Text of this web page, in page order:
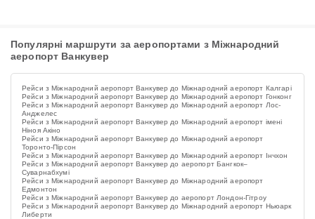
Популярні маршрути за аеропортами з Міжнародний
аеропорт Ванкувер
Рейси з Міжнародний аеропорт Ванкувер до Міжнародний аеропорт Калгарі
Рейси з Міжнародний аеропорт Ванкувер до Міжнародний аеропорт Гонконг
Рейси з Міжнародний аеропорт Ванкувер до Міжнародний аеропорт Лос-
Анджелес
Рейси з Міжнародний аеропорт Ванкувер до Міжнародний аеропорт імені
Ніноя Акіно
Рейси з Міжнародний аеропорт Ванкувер до Міжнародний аеропорт
Торонто-Пірсон
Рейси з Міжнародний аеропорт Ванкувер до Міжнародний аеропорт Інчхон
Рейси з Міжнародний аеропорт Ванкувер до аеропорт Бангкок–
Суварнабхумі
Рейси з Міжнародний аеропорт Ванкувер до Міжнародний аеропорт
Едмонтон
Рейси з Міжнародний аеропорт Ванкувер до аеропорт Лондон-Гітроу
Рейси з Міжнародний аеропорт Ванкувер до Міжнародний аеропорт Ньюарк
Либерти